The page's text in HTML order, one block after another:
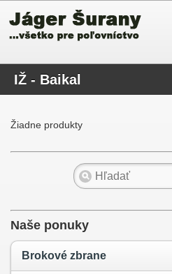
IŽ - Baikal
Žiadne produkty
Naše ponuky
Brokové zbrane